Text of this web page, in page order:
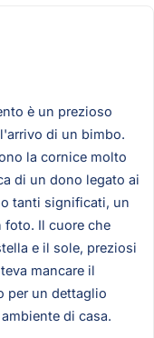
è un prezioso
di un bimbo.
la cornice molto
di un dono legato ai
tanti significati, un
foto. Il cuore che
e il sole, preziosi
mancare il
per un dettaglio
di casa.